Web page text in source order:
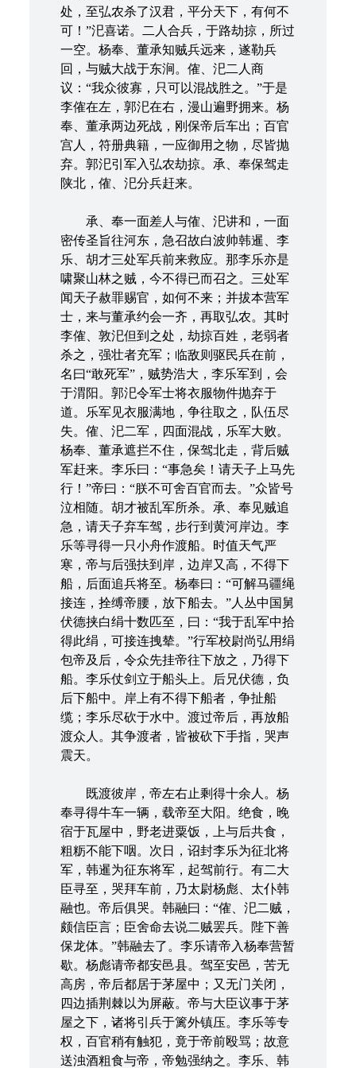
处，至弘农杀了汉君，平分天下，有何不
可！”汜喜诺。二人合兵，于路劫掠，所过
一空。杨奉、董承知贼兵远来，遂勒兵
回，与贼大战于东涧。傕、汜二人商
议：“我众彼寡，只可以混战胜之。”于是
李傕在左，郭汜在右，漫山遍野拥来。杨
奉、董承两边死战，刚保帝后车出；百官
宫人，符册典籍，一应御用之物，尽皆抛
弃。郭汜引军入弘农劫掠。承、奉保驾走
陕北，傕、汜分兵赶来。
承、奉一面差人与傕、汜讲和，一面
密传圣旨往河东，急召故白波帅韩暹、李
乐、胡才三处军兵前来救应。那李乐亦是
啸聚山林之贼，今不得已而召之。三处军
闻天子赦罪赐官，如何不来；并拔本营军
士，来与董承约会一齐，再取弘农。其时
李傕、敦汜但到之处，劫掠百姓，老弱者
杀之，强壮者充军；临敌则驱民兵在前，
名曰“敢死军”，贼势浩大，李乐军到，会
于渭阳。郭汜令军士将衣服物件抛弃于
道。乐军见衣服满地，争往取之，队伍尽
失。傕、汜二军，四面混战，乐军大败。
杨奉、董承遮拦不住，保驾北走，背后贼
军赶来。李乐曰：“事急矣！请天子上马先
行！”帝曰：“朕不可舍百官而去。”众皆号
泣相随。胡才被乱军所杀。承、奉见贼追
急，请天子弃车驾，步行到黄河岸边。李
乐等寻得一只小舟作渡船。时值天气严
寒，帝与后强扶到岸，边岸又高，不得下
船，后面追兵将至。杨奉曰：“可解马疆绳
接连，拴缚帝腰，放下船去。”人丛中国舅
伏德挟白绢十数匹至，曰：“我于乱军中拾
得此绢，可接连拽辇。”行军校尉尚弘用绢
包帝及后，令众先挂帝往下放之，乃得下
船。李乐仗剑立于船头上。后兄伏德，负
后下船中。岸上有不得下船者，争扯船
缆；李乐尽砍于水中。渡过帝后，再放船
渡众人。其争渡者，皆被砍下手指，哭声
震天。
既渡彼岸，帝左右止剩得十余人。杨
奉寻得牛车一辆，载帝至大阳。绝食，晚
宿于瓦屋中，野老进粟饭，上与后共食，
粗粝不能下咽。次日，诏封李乐为征北将
军，韩暹为征东将军，起驾前行。有二大
臣寻至，哭拜车前，乃太尉杨彪、太仆韩
融也。帝后俱哭。韩融曰：“傕、汜二贼，
颇信臣言；臣舍命去说二贼罢兵。陛下善
保龙体。”韩融去了。李乐请帝入杨奉营暂
歇。杨彪请帝都安邑县。驾至安邑，苦无
高房，帝后都居于茅屋中；又无门关闭，
四边插荆棘以为屏蔽。帝与大臣议事于茅
屋之下，诸将引兵于篱外镇压。李乐等专
权，百官稍有触犯，竟于帝前殴骂；故意
送浊酒粗食与帝，帝勉强纳之。李乐、韩